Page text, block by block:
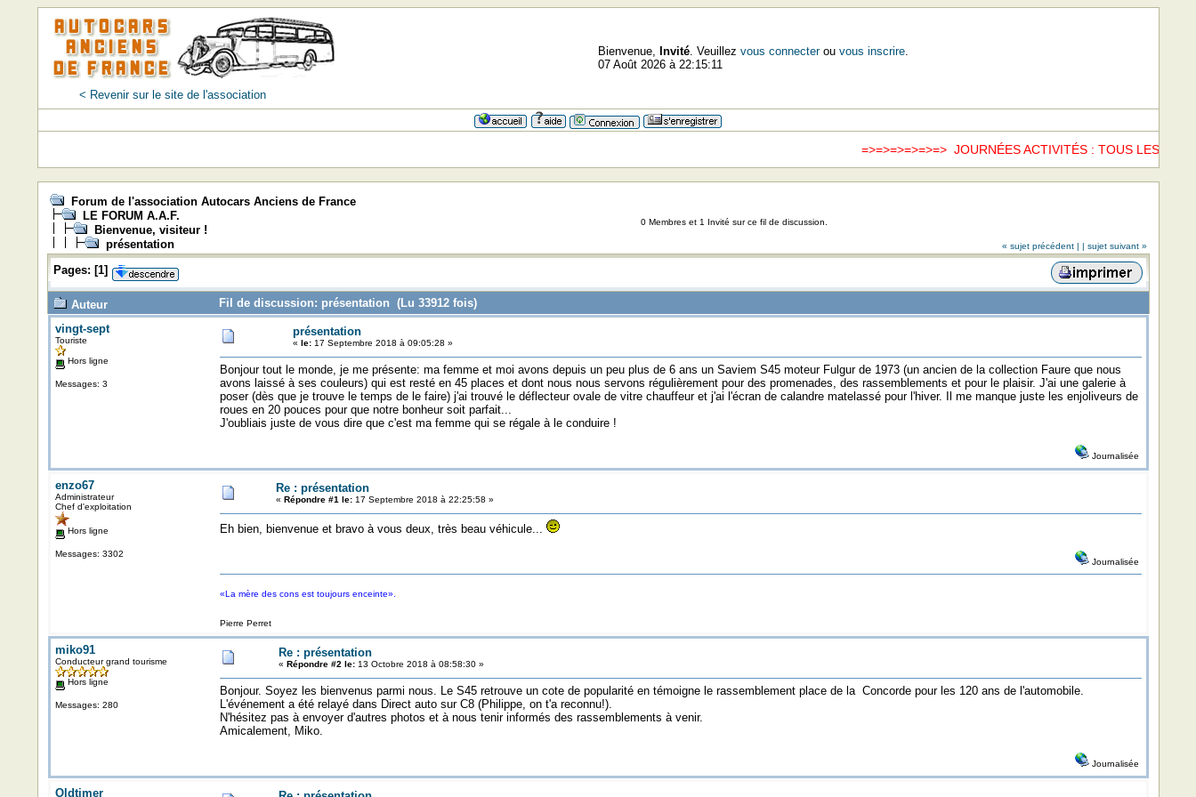
< Revenir sur le site de l'association
Bienvenue, Invité. Veuillez vous connecterou vous inscrire.
07 Août 2026 à 22:15:11
=>=>=>=>=>=> JOURNÉES ACTIVITÉS : TOUS LES
Forum de l'association Autocars Anciens de France
LE FORUM A.A.F.
Bienvenue, visiteur !
présentation
0 Membres et 1 Invité sur ce fil de discussion.
« sujet précédent | | sujet suivant »
Pages: [1]
Auteur
Fil de discussion: présentation (Lu 33912 fois)
vingt-sept
Touriste
Hors ligne
Messages: 3
présentation
« le:17 Septembre 2018 à 09:05:28 »
Bonjour tout le monde, je me présente: ma femme et moi avons depuis un peu plus de 6 ans un Saviem S45 moteur Fulgur de 1973 (un ancien de la collection Faure que nous
avons laissé à ses couleurs) qui est resté en 45 places et dont nous nous servons régulièrement pour des promenades, des rassemblements et pour le plaisir. J'ai une galerie à
poser (dès que je trouve le temps de le faire) j'ai trouvé le déflecteur ovale de vitre chauffeur et j'ai l'écran de calandre matelassé pour l'hiver. Il me manque juste les enjoliveurs de
roues en 20 pouces pour que notre bonheur soit parfait...
J'oubliais juste de vous dire que c'est ma femme qui se régale à le conduire !
Journalisée
enzo67
Administrateur
Chef d'exploitation
Hors ligne
Messages: 3302
Re : présentation
« Répondre #1 le:17 Septembre 2018 à 22:25:58 »
Eh bien, bienvenue et bravo à vous deux, très beau véhicule...
Journalisée
«La mère des cons est toujours enceinte».
Pierre Perret
miko91
Conducteur grand tourisme
Hors ligne
Messages: 280
Re : présentation
« Répondre #2 le:13 Octobre 2018 à 08:58:30 »
Bonjour. Soyez les bienvenus parmi nous. Le S45 retrouve un cote de popularité en témoigne le rassemblement place de la Concorde pour les 120 ans de l'automobile.
L'événement a été relayé dans Direct auto sur C8 (Philippe, on t'a reconnu!).
N'hésitez pas à envoyer d'autres photos et à nous tenir informés des rassemblements à venir.
Amicalement, Miko.
Journalisée
Oldtimer